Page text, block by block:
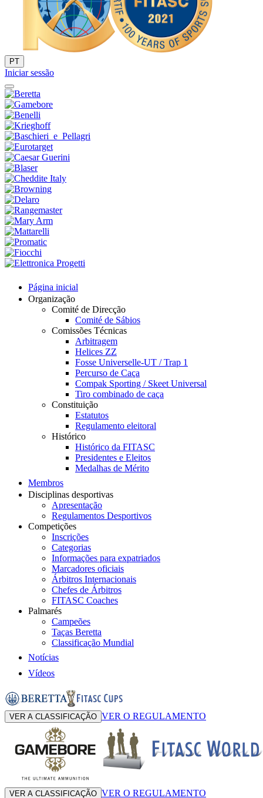
PT
Iniciar sessão
Página inicial
Organização
Comité de Direcção
Comité de Sábios
Comissões Técnicas
Arbitragem
Helices ZZ
Fosse Universelle-UT / Trap 1
Percurso de Caça
Compak Sporting / Skeet Universal
Tiro combinado de caça
Constituição
Estatutos
Regulamento eleitoral
Histórico
Histórico da FITASC
Presidentes e Eleitos
Medalhas de Mérito
Membros
Disciplinas desportivas
Apresentação
Regulamentos Desportivos
Competições
Inscrições
Categorias
Informações para expatriados
Marcadores oficiais
Árbitros Internacionais
Chefes de Árbitros
FITASC Coaches
Palmarés
Campeões
Taças Beretta
Classificação Mundial
Notícias
Vídeos
VER A CLASSIFICAÇÃO VER O REGULAMENTO
VER A CLASSIFICAÇÃO VER O REGULAMENTO